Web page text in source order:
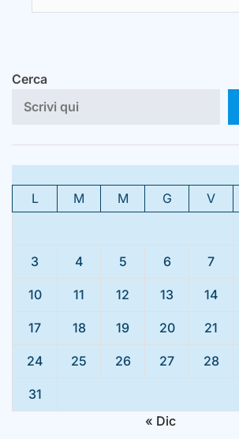
Cerca
L
M M G V
3 4 5 6 7
10 11 12 13 14
17 18 19 20 21
24 25 26 27 28
31
« Dic